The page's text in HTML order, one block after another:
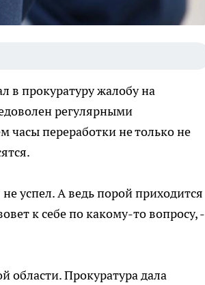
в прокуратуру жалобу на
регулярными
часы переработки не только не
успел. А ведь порой приходится
к себе по какому-то вопросу, -
области. Прокуратура дала